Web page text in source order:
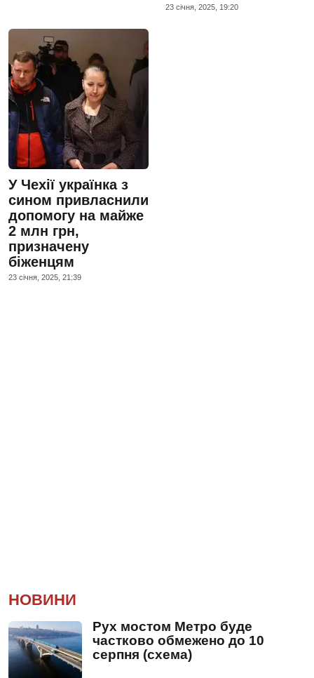
23 сiчня, 2025, 19:20
У Чехії українка з
сином привласнили
допомогу на майже
2 млн грн,
призначену
біженцям
23 сiчня, 2025, 21:39
НОВИНИ
Рух мостом Метро буде
частково обмежено до 10
серпня (схема)